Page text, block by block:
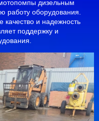
дизельным
работу оборудования.
качество и надежность
поддержку и